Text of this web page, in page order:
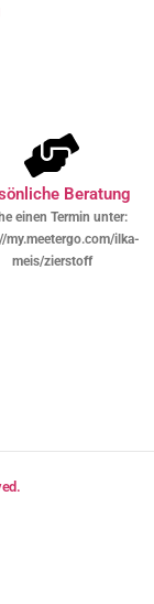
Beratung
einen Termin unter:
my.meetergo.com/ilka-
meis/zierstoff